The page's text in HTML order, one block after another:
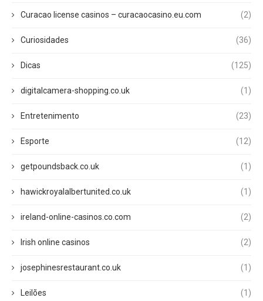
Curacao license casinos – curacaocasino.eu.com (2)
Curiosidades (36)
Dicas (125)
digitalcamera-shopping.co.uk (1)
Entretenimento (23)
Esporte (12)
getpoundsback.co.uk (1)
hawickroyalalbertunited.co.uk (1)
ireland-online-casinos.co.com (2)
Irish online casinos (2)
josephinesrestaurant.co.uk (1)
Leilões (1)